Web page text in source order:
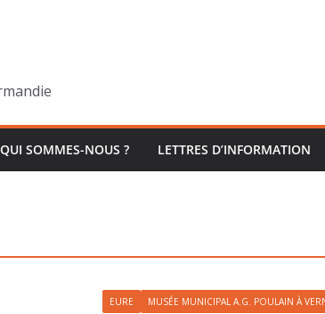
QUI SOMMES-NOUS ? LETTRES D’INFORMATION
EURE MUSÉE MUNICIPAL A.G. POULAIN À